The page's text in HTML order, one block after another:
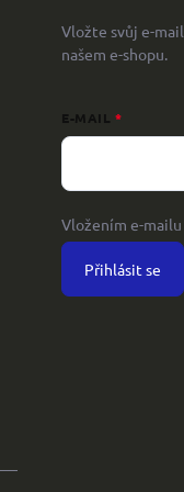
Vložte svůj e-
našem e-shopu.
E-MAIL
Vložením e-
Přihlásit se